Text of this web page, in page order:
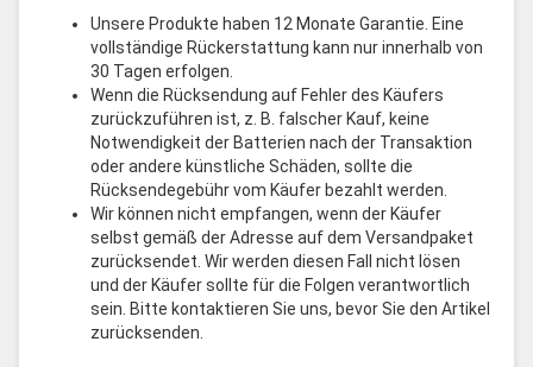
Unsere Produkte haben 12 Monate Garantie. Eine
vollständige Rückerstattung kann nur innerhalb von
30 Tagen erfolgen.
Wenn die Rücksendung auf Fehler des Käufers
zurückzuführen ist, z. B. falscher Kauf, keine
Notwendigkeit der Batterien nach der Transaktion
oder andere künstliche Schäden, sollte die
Rücksendegebühr vom Käufer bezahlt werden.
Wir können nicht empfangen, wenn der Käufer
selbst gemäß der Adresse auf dem Versandpaket
zurücksendet. Wir werden diesen Fall nicht lösen
und der Käufer sollte für die Folgen verantwortlich
sein. Bitte kontaktieren Sie uns, bevor Sie den Artikel
zurücksenden.